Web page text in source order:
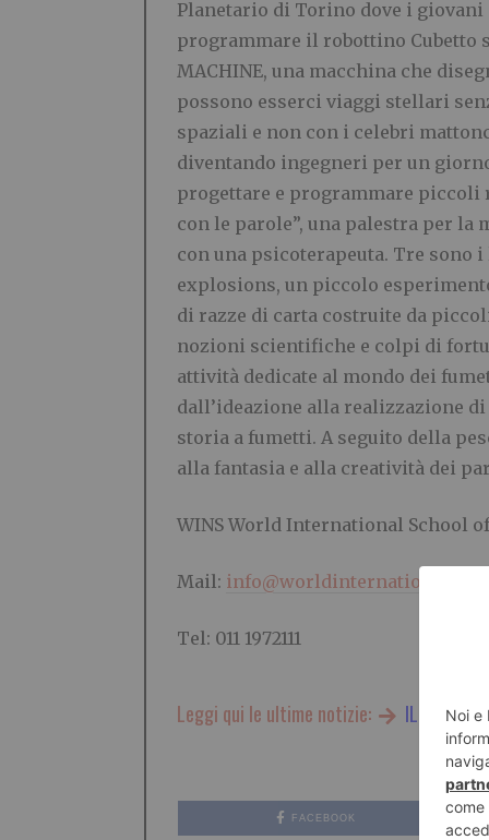
Planetario di Torino dove i
programmare il robottino Cubetto
MACHINE, una macchina che
possono esserci viaggi stellari
spaziali e non con i celebri
diventando ingegneri per un
progettare e programmare piccoli
con le parole”, una palestra per
con una psicoterapeuta. Tre sono
explosions, un piccolo
di razze di carta costruite da
nozioni scientifiche e colpi di
attività dedicate al mondo dei
dall’ideazione alla realizzazione
storia a fumetti. A seguito della
alla fantasia e alla creatività dei
WINS World International School
Mail:
Tel: 011 1972111
Leggi qui le ultime notizie: IL
FACEBOOK